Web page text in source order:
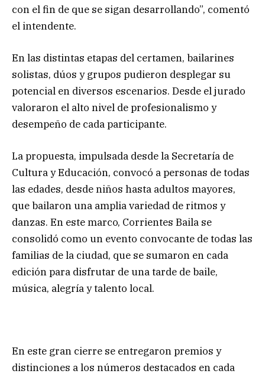
con el fin de que se sigan desarrollando”, comentó
el intendente.
En las distintas etapas del certamen, bailarines
solistas, dúos y grupos pudieron desplegar su
potencial en diversos escenarios. Desde el jurado
valoraron el alto nivel de profesionalismo y
desempeño de cada participante.
La propuesta, impulsada desde la Secretaría de
Cultura y Educación, convocó a personas de todas
las edades, desde niños hasta adultos mayores,
que bailaron una amplia variedad de ritmos y
danzas. En este marco, Corrientes Baila se
consolidó como un evento convocante de todas las
familias de la ciudad, que se sumaron en cada
edición para disfrutar de una tarde de baile,
música, alegría y talento local.
En este gran cierre se entregaron premios y
distinciones a los números destacados en cada